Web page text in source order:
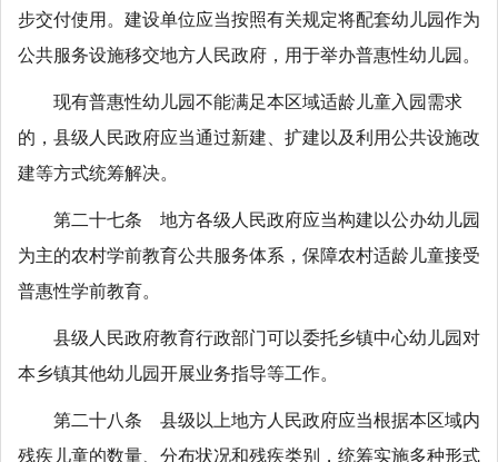
步交付使用。建设单位应当按照有关规定将配套幼儿园作为
公共服务设施移交地方人民政府，用于举办普惠性幼儿园。
现有普惠性幼儿园不能满足本区域适龄儿童入园需求
的，县级人民政府应当通过新建、扩建以及利用公共设施改
建等方式统筹解决。
第二十七条 地方各级人民政府应当构建以公办幼儿园
为主的农村学前教育公共服务体系，保障农村适龄儿童接受
普惠性学前教育。
县级人民政府教育行政部门可以委托乡镇中心幼儿园对
本乡镇其他幼儿园开展业务指导等工作。
第二十八条 县级以上地方人民政府应当根据本区域内
残疾儿童的数量、分布状况和残疾类别，统筹实施多种形式